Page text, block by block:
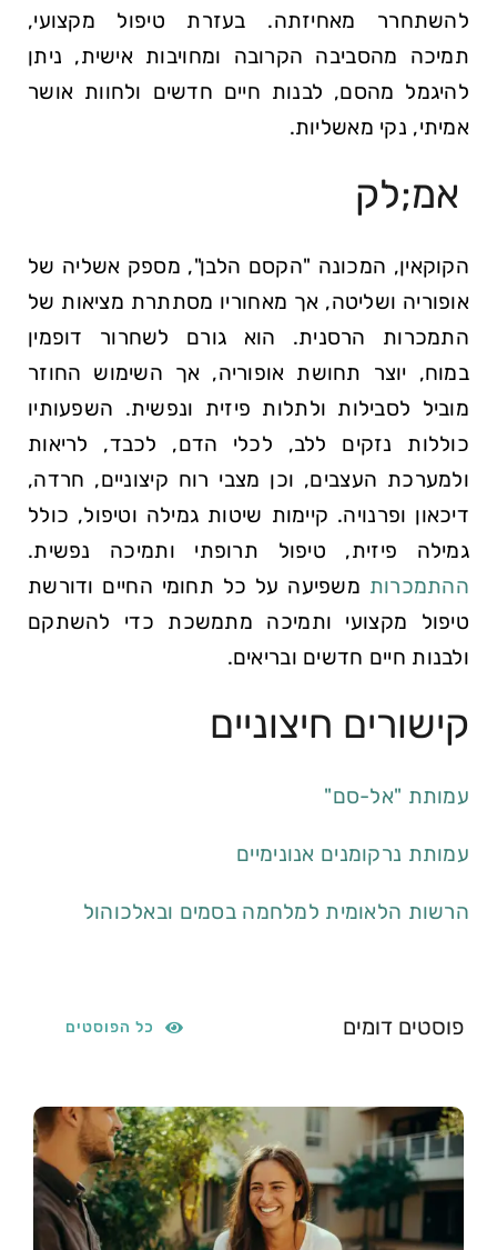
להשתחרר מאחיזתה. בעזרת טיפול מקצועי,
תמיכה מהסביבה הקרובה ומחויבות אישית, ניתן
להיגמל מהסם, לבנות חיים חדשים ולחוות אושר
אמיתי, נקי מאשליות.
אמ;לק
הקוקאין, המכונה "הקסם הלבן", מספק אשליה של
אופוריה ושליטה, אך מאחוריו מסתתרת מציאות של
התמכרות הרסנית. הוא גורם לשחרור דופמין
במוח, יוצר תחושת אופוריה, אך השימוש החוזר
מוביל לסבילות ולתלות פיזית ונפשית. השפעותיו
כוללות נזקים ללב, לכלי הדם, לכבד, לריאות
ולמערכת העצבים, וכן מצבי רוח קיצוניים, חרדה,
דיכאון ופרנויה. קיימות שיטות גמילה וטיפול, כולל
גמילה פיזית, טיפול תרופתי ותמיכה נפשית.
ההתמכרות משפיעה על כל תחומי החיים ודורשת
טיפול מקצועי ותמיכה מתמשכת כדי להשתקם
ולבנות חיים חדשים ובריאים.
קישורים חיצוניים
עמותת "אל-סם"
עמותת נרקומנים אנונימיים
הרשות הלאומית למלחמה בסמים ובאלכוהול
פוסטים דומים כל הפוסטים